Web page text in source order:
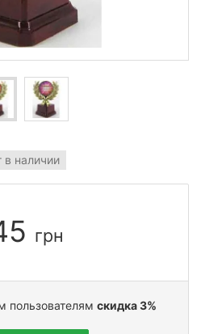
в наличии
грн
пользователям скидка 3%